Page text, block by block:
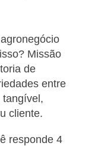
Missão
de
entre
tangível,
cliente.
responde 4